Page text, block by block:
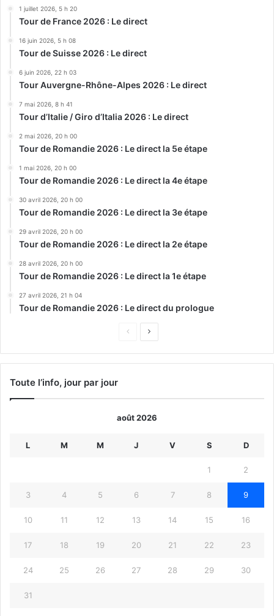
1 juillet 2026, 5 h 20
Tour de France 2026 : Le direct
16 juin 2026, 5 h 08
Tour de Suisse 2026 : Le direct
6 juin 2026, 22 h 03
Tour Auvergne-Rhône-Alpes 2026 : Le direct
7 mai 2026, 8 h 41
Tour d’Italie / Giro d’Italia 2026 : Le direct
2 mai 2026, 20 h 00
Tour de Romandie 2026 : Le direct la 5e étape
1 mai 2026, 20 h 00
Tour de Romandie 2026 : Le direct la 4e étape
30 avril 2026, 20 h 00
Tour de Romandie 2026 : Le direct la 3e étape
29 avril 2026, 20 h 00
Tour de Romandie 2026 : Le direct la 2e étape
28 avril 2026, 20 h 00
Tour de Romandie 2026 : Le direct la 1e étape
27 avril 2026, 21 h 04
Tour de Romandie 2026 : Le direct du prologue
Page
Page
Toute l’info, jour par jour
août 2026
L M M J V S D
1 2
3 4 5 6 7 8 9
10 11 12 13 14 15 16
17 18 19 20 21 22 23
24 25 26 27 28 29 30
31